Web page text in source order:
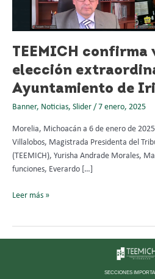
TEEMICH confirma
elección
Ayuntamiento de
Banner, Noticias, Slider / 7 enero, 2025
Morelia, Michoacán a 6 de enero de
Villalobos, Magistrada Presidenta del
(TEEMICH), Yurisha Andrade Morales,
funciones, Everardo […]
Ayuntamiento
Irimbo.
Leer más »
SECCIONES